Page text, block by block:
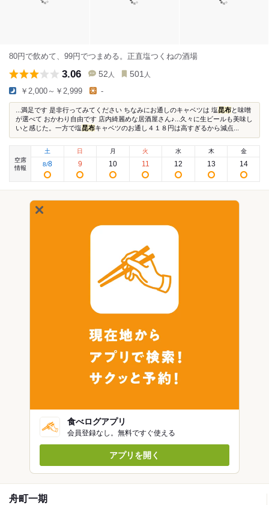
80円で飲めて、99円でつまめる。正直塩つくねの酒場
3.06 52 人 501 人
￥2,000～￥2,999 -
...満足です 是非行ってみてください ちなみにお通しのキャベツは 塩昆布と味噌
が選べて おかわり自由です 店内綺麗めな居酒屋さん♪...久々に生ビールも美味し
いと感じた。一方で塩昆布キャベツのお通し４１８円は高すぎるから減点...
空席
情報
土
8/8
日
9
月
10
火
11
水
12
木
13
金
14
食べログアプリ
会員登録なし。無料ですぐ使える
アプリを開く
舟町一期